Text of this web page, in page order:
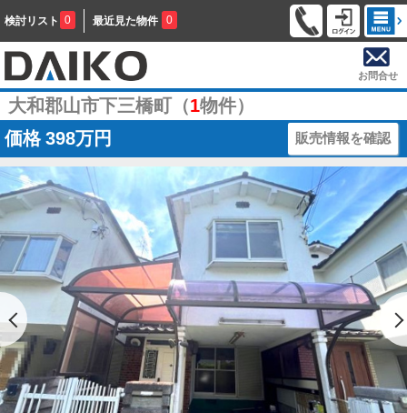
検討リスト 0 最近見た物件 0
お問合せ
大和郡山市下三橋町（1物件）
価格 398万円 販売情報を確認